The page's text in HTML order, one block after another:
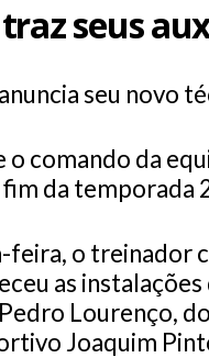
seus
seu novo
o comando da
da temporada
feira, o treinador
as
Lourenço,
Joaquim